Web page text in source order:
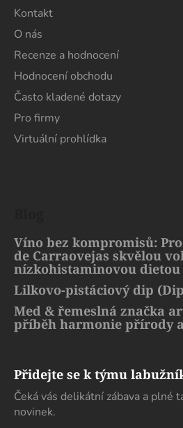
Kontakt
O nás
Recenze a hodnocení
Hodnocení obchodu
Často kladené dotazy
Pro firmy
Virtuální prohlídka
Víno bez kompromisů:
de Carraovejas skvělou
nízkohistaminovou dietou
Lilkovo-pistáciový dip
Med & řemeslná značka
příběh harmonie přírody
Přidejte se k týmu
Čeká vás delikátní zábava a plné
novinek.